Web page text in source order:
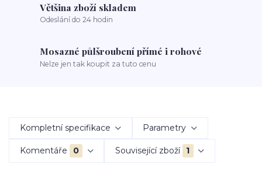
Většina zboží skladem
Odeslání do 24 hodin
Mosazné půlšroubení přímé i rohové
Nelze jen tak koupit za tuto cenu
Kompletní specifikace Parametry
Komentáře 0 Související zboží 1